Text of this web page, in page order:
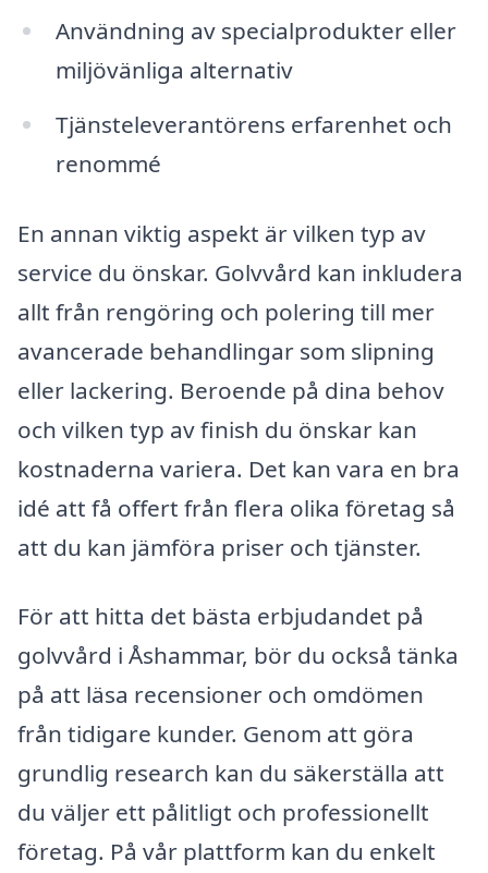
Användning av specialprodukter eller
miljövänliga alternativ
Tjänsteleverantörens erfarenhet och
renommé
En annan viktig aspekt är vilken typ av
service du önskar. Golvvård kan inkludera
allt från rengöring och polering till mer
avancerade behandlingar som slipning
eller lackering. Beroende på dina behov
och vilken typ av finish du önskar kan
kostnaderna variera. Det kan vara en bra
idé att få offert från flera olika företag så
att du kan jämföra priser och tjänster.
För att hitta det bästa erbjudandet på
golvvård i Åshammar, bör du också tänka
på att läsa recensioner och omdömen
från tidigare kunder. Genom att göra
grundlig research kan du säkerställa att
du väljer ett pålitligt och professionellt
företag. På vår plattform kan du enkelt